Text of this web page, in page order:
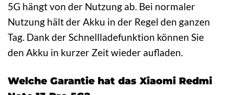
5G hängt von der Nutzung ab. Bei normaler
Nutzung hält der Akku in der Regel den ganzen
Tag. Dank der Schnellladefunktion können Sie
den Akku in kurzer Zeit wieder aufladen.
Welche Garantie hat das Xiaomi Redmi